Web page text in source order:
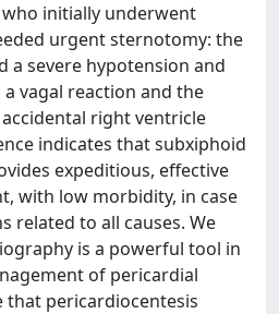
initially underwent
urgent sternotomy: the
a severe hypotension and
vagal reaction and the
right ventricle
indicates that subxiphoid
expeditious, effective
with low morbidity, in case
related to all causes. We
is a powerful tool in
of pericardial
that pericardiocentesis